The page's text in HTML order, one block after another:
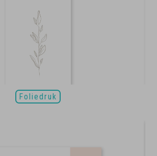
Foliedruk